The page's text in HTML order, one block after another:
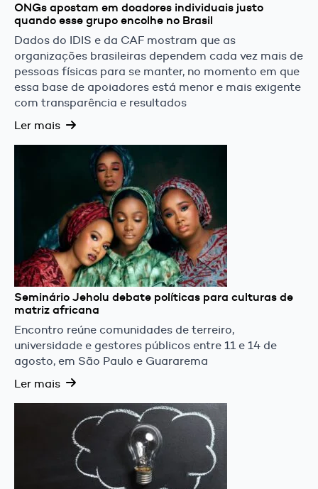
ONGs apostam em doadores individuais justo
quando esse grupo encolhe no Brasil
Dados do IDIS e da CAF mostram que as
organizações brasileiras dependem cada vez mais de
pessoas físicas para se manter, no momento em que
essa base de apoiadores está menor e mais exigente
com transparência e resultados
Ler mais
Seminário Jeholu debate políticas para culturas de
matriz africana
Encontro reúne comunidades de terreiro,
universidade e gestores públicos entre 11 e 14 de
agosto, em São Paulo e Guararema
Ler mais